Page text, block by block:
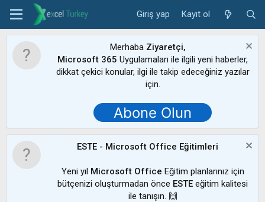
Giriş yap Kayıt ol
Merhaba Ziyaretçi,
Microsoft 365 Uygulamaları ile ilgili yeni haberler,
dikkat çekici konular, ilgi ile takip edeceğiniz yazılar
için.
Abone Olun
ESTE - Microsoft Office Eğitimleri
Yeni yıl Microsoft Office Eğitim planlarınız için
bütçenizi oluşturmadan önce ESTE eğitim kalitesi
ile tanışın. 🙌